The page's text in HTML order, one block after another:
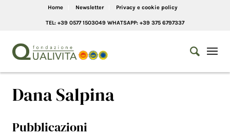
Home Newsletter Privacy e cookie policy
TEL: +39 0577 1503049 WHATSAPP: +39 375 6797337
Dana Salpina
Pubblicazioni